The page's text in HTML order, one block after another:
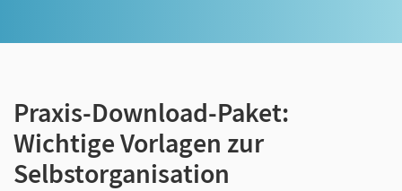
Praxis-Download-Paket:
Wichtige Vorlagen zur
Selbstorganisation